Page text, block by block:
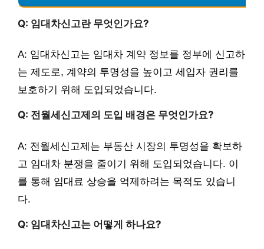
Q: 임대차신고란 무엇인가요?
A: 임대차신고는 임대차 계약 정보를 정부에 신고하
는 제도로, 계약의 투명성을 높이고 세입자 권리를
보호하기 위해 도입되었습니다.
Q: 전월세신고제의 도입 배경은 무엇인가요?
A: 전월세신고제는 부동산 시장의 투명성을 확보하
고 임대차 분쟁을 줄이기 위해 도입되었습니다. 이
를 통해 임대료 상승을 억제하려는 목적도 있습니
다.
Q: 임대차신고는 어떻게 하나요?